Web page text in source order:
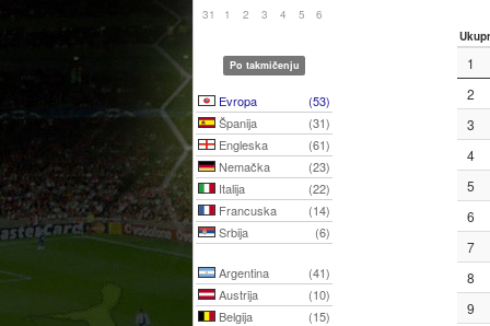
31
1 2 3 4 5 6
Po takmičenju
Evropa
(53)
Španija
(31)
Engleska
(61)
Nemačka
(23)
Italija
(22)
Francuska
(14)
Srbija
(6)
Argentina
(41)
Austrija
(10)
Belgija
(15)
1
2
3
4
5
6
7
8
9